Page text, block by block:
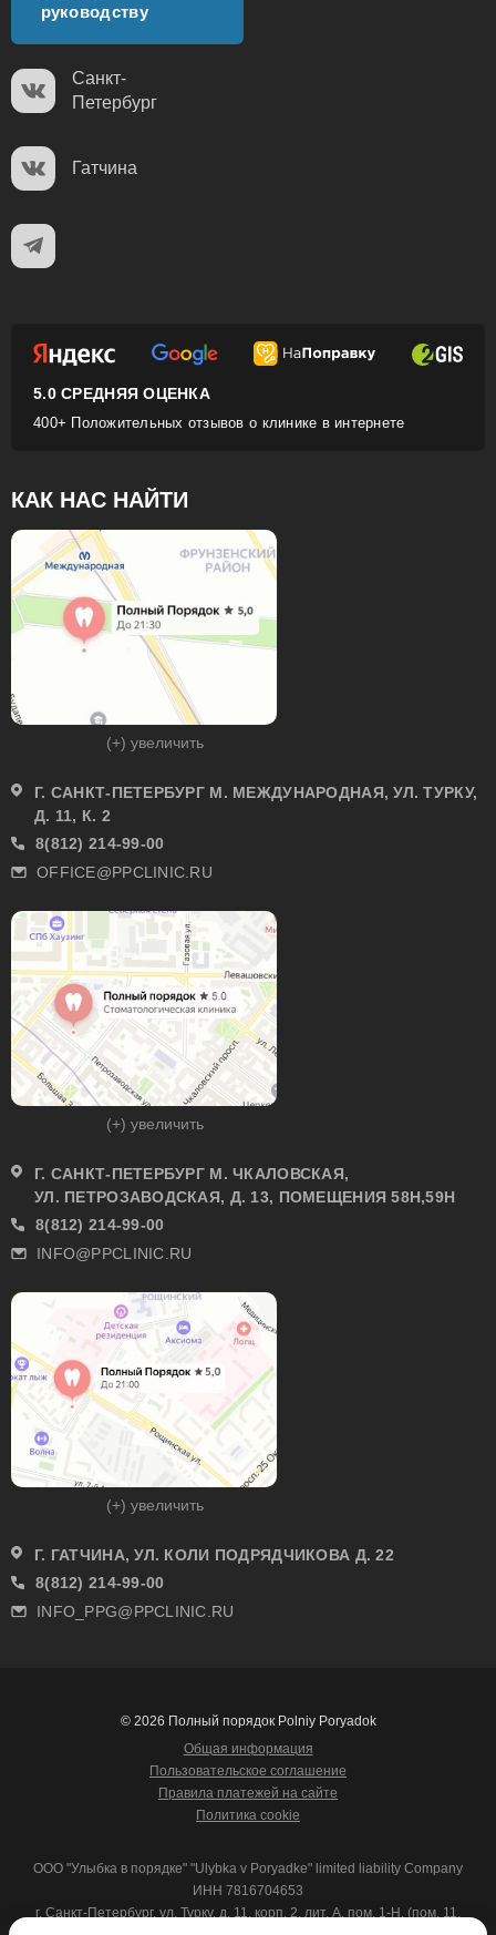
руководству
Санкт-
Петербург
Гатчина
5.0 СРЕДНЯЯ ОЦЕНКА
400+ Положительных отзывов о клинике в интернете
КАК НАС НАЙТИ
(+) увеличить
Г. САНКТ-ПЕТЕРБУРГ М. МЕЖДУНАРОДНАЯ, УЛ. ТУРКУ,
Д. 11, К. 2
8(812) 214-99-00
OFFICE@PPCLINIC.RU
(+) увеличить
Г. САНКТ-ПЕТЕРБУРГ М. ЧКАЛОВСКАЯ,
УЛ. ПЕТРОЗАВОДСКАЯ, Д. 13, ПОМЕЩЕНИЯ 58Н,59Н
8(812) 214-99-00
INFO@PPCLINIC.RU
(+) увеличить
Г. ГАТЧИНА, УЛ. КОЛИ ПОДРЯДЧИКОВА Д. 22
8(812) 214-99-00
INFO_PPG@PPCLINIC.RU
© 2026 Полный порядок Polniy Poryadok
Общая информация
Пользовательское соглашение
Правила платежей на сайте
Политика cookie
ООО "Улыбка в порядке" "Ulybka v Poryadke" limited liability Company
ИНН 7816704653
г. Санкт-Петербург, ул. Турку, д. 11, корп. 2, лит. А, пом. 1-Н, (пом. 11,